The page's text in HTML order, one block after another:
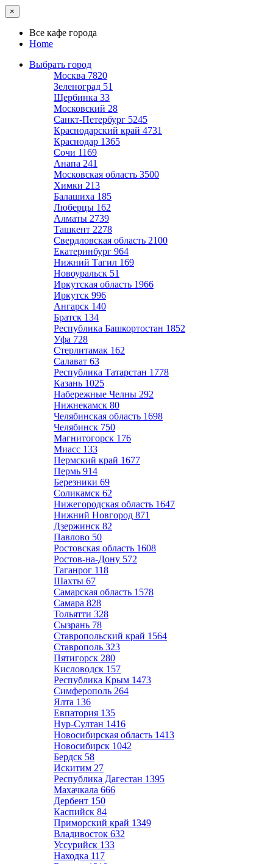
×
Все кафе города
Home
Выбрать город
Москва 7820
Зеленоград 51
Щербинка 33
Московский 28
Санкт-Петербург 5245
Краснодарский край 4731
Краснодар 1365
Сочи 1169
Анапа 241
Московская область 3500
Химки 213
Балашиха 185
Люберцы 162
Алматы 2739
Ташкент 2278
Свердловская область 2100
Екатеринбург 964
Нижний Тагил 169
Новоуральск 51
Иркутская область 1966
Иркутск 996
Ангарск 140
Братск 134
Республика Башкортостан 1852
Уфа 728
Стерлитамак 162
Салават 63
Республика Татарстан 1778
Казань 1025
Набережные Челны 292
Нижнекамск 80
Челябинская область 1698
Челябинск 750
Магнитогорск 176
Миасс 133
Пермский край 1677
Пермь 914
Березники 69
Соликамск 62
Нижегородская область 1647
Нижний Новгород 871
Дзержинск 82
Павлово 50
Ростовская область 1608
Ростов-на-Дону 572
Таганрог 118
Шахты 67
Самарская область 1578
Самара 828
Тольятти 328
Сызрань 78
Ставропольский край 1564
Ставрополь 323
Пятигорск 280
Кисловодск 157
Республика Крым 1473
Симферополь 264
Ялта 136
Евпатория 135
Нур-Султан 1416
Новосибирская область 1413
Новосибирск 1042
Бердск 58
Искитим 27
Республика Дагестан 1395
Махачкала 666
Дербент 150
Каспийск 84
Приморский край 1349
Владивосток 632
Уссурийск 133
Находка 117